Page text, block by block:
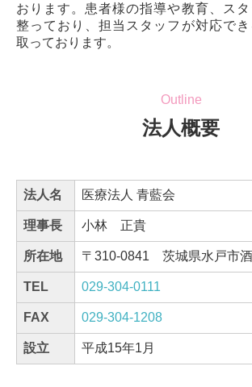
おります。患者様の指導や教育、ス
整っており、担当スタッフが対応で
取っております。
Outline
法人概要
法人名 医療法人 青藍会
理事長 小林 正貴
所在地 〒310-0841 茨城県水戸市
TEL 029-304-0111
FAX 029-304-1208
設立 平成15年1月